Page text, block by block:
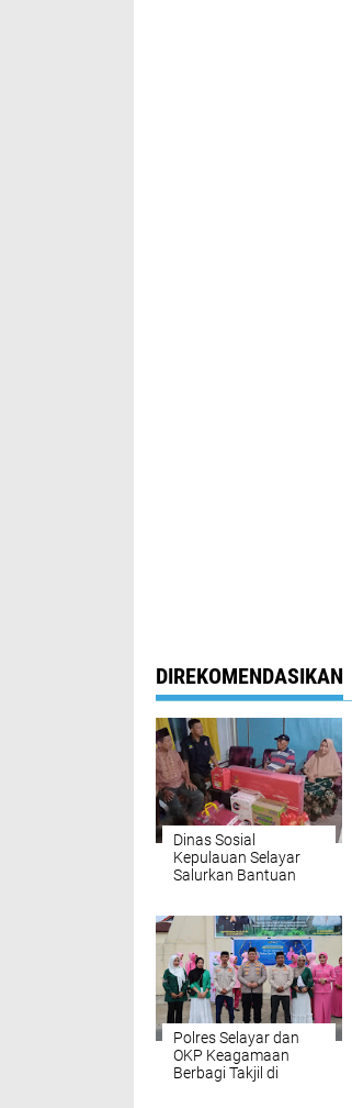
DIREKOMENDASIKAN
Dinas Sosial
Kepulauan Selayar
Salurkan Bantuan
Desa Bungaiya
Polres Selayar dan
OKP Keagamaan
Berbagi Takjil di